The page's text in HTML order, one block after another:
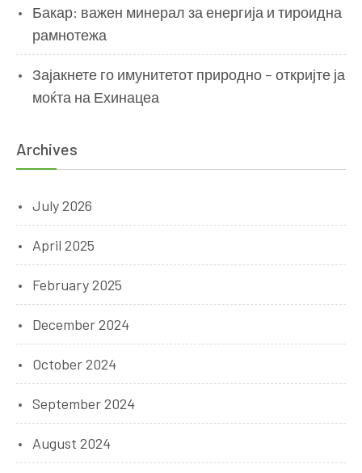
Бакар: важен минерал за енергија и тироидна
рамнотежа
Зајакнете го имунитетот природно – откријте ја
моќта на Ехинацеа
Archives
July 2026
April 2025
February 2025
December 2024
October 2024
September 2024
August 2024